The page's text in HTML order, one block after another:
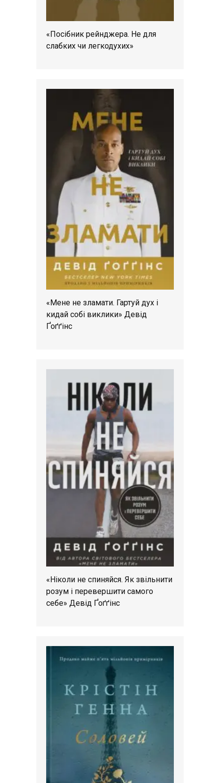
«Посібник рейнджера. Не для
слабких чи легкодухих»
«Мене не зламати. Гартуй дух і
кидай собі виклики» Девід
Ґоґґінс
«Ніколи не спиняйся. Як звільнити
розум і перевершити самого
себе» Девід Ґоґґінс